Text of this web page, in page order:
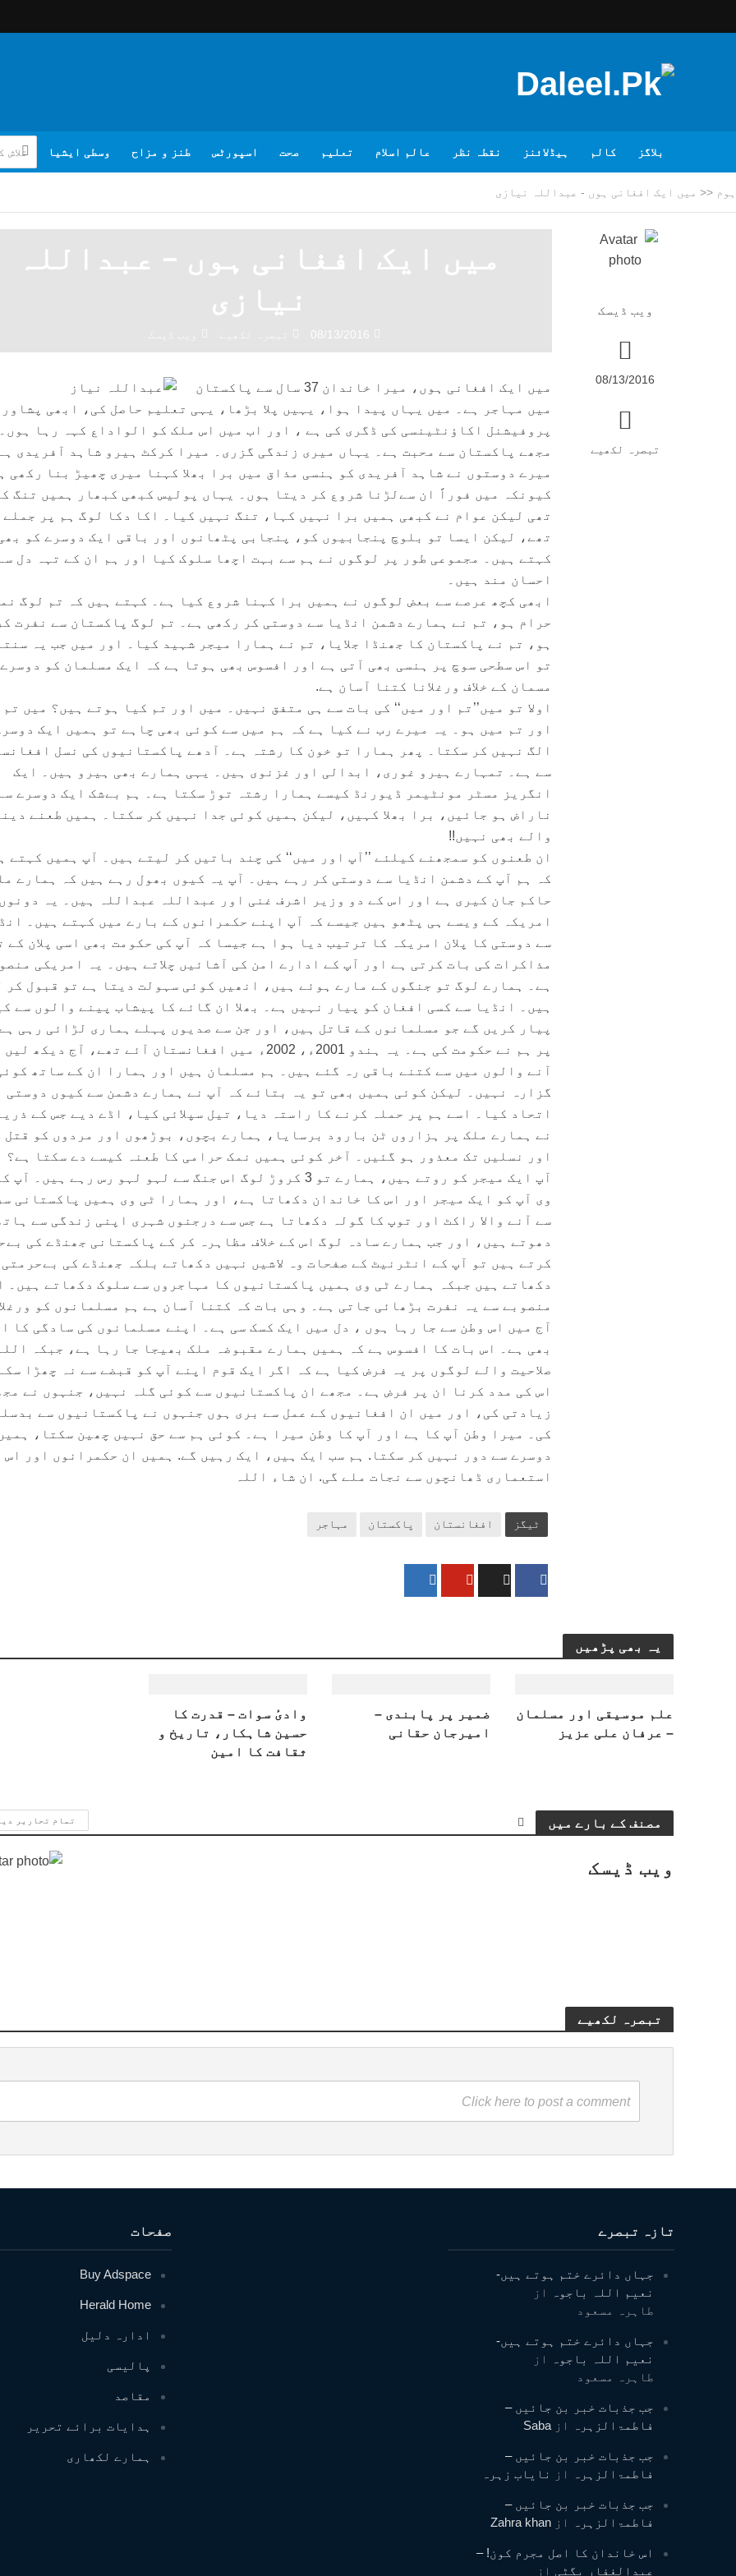
بلاگز کالم ہیڈلائنز نقطہ نظر عالم اسلام تعلیم صحت اسپورٹس طنز و مزاح وسطی ایشیا
ہوم << میں ایک افغانی ہوں - عبداللہ نیازی
ویب ڈیسک
08/13/2016
تبصرہ لکھیے
میں ایک افغانی ہوں – عبداللہ
نیازی
08/13/2016
میں ایک افغانی ہوں، میرا خاندان 37 سال سے پاکستان
میں مہاجر ہے۔ میں یہاں پیدا ہوا، یہیں پلا بڑھا، یہی تعلیم حاصل کی، ابھی
پروفیشنل اکاؤنٹینسی کی ڈگری کی ہے ، اور اب میں اس ملک کو الواداع کہہ رہا
مجھے پاکستان سے محبت ہے۔ یہاں میری زندگی گزری۔ میرا کرکٹ ہیرو شاہد آفریدی
میرے دوستوں نے شاہد آفریدی کو ہنسی مذاق میں برا بھلا کہنا میری چھیڑ بنا رکھی
کیونکہ میں فوراً ان سےلڑنا شروع کر دیتا ہوں۔ یہاں پولیس کبھی کبھار ہمیں تنگ
تھی لیکن عوام نے کبھی ہمیں برا نہیں کہا، تنگ نہیں کیا۔ اکا دکا لوگ ہم پر
تھے، لیکن ایسا تو بلوچ پنجابیوں کو، پنجابی پٹھانوں اور باقی ایک دوسرے کو
کہتے ہیں۔ مجموعی طور پر لوگوں نے ہم سے بہت اچھا سلوک کیا اور ہم ان کے تہہ دل
احسان مند ہیں۔
ابھی کچھ عرصے سے بعض لوگوں نے ہمیں برا کہنا شروع کیا ہے۔ کہتے ہیں کہ تم لوگ
حرام ہو، تم نے ہمارے دشمن انڈیا سے دوستی کر رکھی ہے۔ تم لوگ پاکستان سے نفرت
ہو، تم نے پاکستان کا جھنڈا جلایا، تم نے ہمارا میجر شہید کیا۔ اور میں جب یہ
تو اس سطحی سوچ پر ہنسی بھی آتی ہے اور افسوس بھی ہوتا ہے کہ ایک مسلمان کو دوسرے
مسمان کے خلاف ورغلانا کتنا آسان ہے.
اولا تو میں’’تم اور میں‘‘ کی بات سے ہی متفق نہیں۔ میں اور تم کیا ہوتے ہیں؟ میں
اور تم میں ہو۔ یہ میرے رب نے کیا ہے کہ ہم میں سے کوئی بھی چاہے تو ہمیں ایک
الگ نہیں کر سکتا۔ پھر ہمارا تو خون کا رشتہ ہے۔ آدھے پاکستانیوں کی نسل
سے ہے۔ تمہارے ہیرو غوری، ابدالی اور غزنوی ہیں۔ یہی ہمارے بھی ہیرو ہیں۔ ایک
انگریز مسٹر مونٹیمر ڈیورنڈ کیسے ہمارا رشتہ توڑ سکتا ہے۔ ہم بےشک ایک دوسرے
ناراض ہو جائیں، برا بھلا کہیں، لیکن ہمیں کوئی جدا نہیں کر سکتا۔ ہمیں طعنے
والے بھی نہیں!!
ان طعنوں کو سمجھنے کیلئے ’’آپ اور میں‘‘ کی چند باتیں کر لیتے ہیں۔ آپ ہمیں کہتے
کہ ہم آپ کے دشمن انڈیا سے دوستی کر رہے ہیں۔ آپ یہ کیوں بھول رہے ہیں کہ ہمارے
حاکم جان کیری ہے اور اس کے دو وزیر اشرف غنی اور عبداللہ عبداللہ ہیں۔ یہ
امریکہ کے ویسے ہی پٹھو ہیں جیسے کہ آپ اپنے حکمرانوں کے بارے میں کہتے ہیں۔
سے دوستی کا پلان امریکہ کا ترتیب دیا ہوا ہے جیسا کہ آپ کی حکومت بھی اسی پلان کے
مذاکرات کی بات کرتی ہے اور آپ کے ادارے امن کی آشائیں چلاتے ہیں۔ یہ امریکی
ہے۔ ہمارے لوگ تو جنگوں کے مارے ہوئے ہیں، انھیں کوئی سہولت دیتا ہے تو قبول کر
ہیں۔ انڈیا سے کسی افغان کو پیار نہیں ہے۔ بھلا ان گائے کا پیشاب پینے والوں سے
پیار کریں گے جو مسلمانوں کے قاتل ہیں، اور جن سے صدیوں پہلے ہماری لڑائی رہی
پر ہم نے حکومت کی ہے۔ یہ ہندو 2001ء، 2002ء میں افغانستان آئے تھے، آج دیکھ
آنے والوں میں سے کتنے باقی رہ گئے ہیں۔ ہم مسلمان ہیں اور ہمارا ان کے ساتھ
گزارہ نہیں۔ لیکن کوئی ہمیں بھی تو یہ بتائے کہ آپ نے ہمارے دشمن سے کیوں دوستی
اتحاد کیا۔ اسے ہم پر حملہ کرنے کا راستہ دیا، تیل سپلائی کیا، اڈے دیے جس کے
نے ہمارے ملک پر ہزاروں ٹن بارود برسایا، ہمارے بچوں، بوڑھوں اور مردوں کو قتل
اور نسلیں تک معذور ہو گئیں۔ آخر کوئی ہمیں نمک حرامی کا طعنہ کیسے دے سکتا ہے؟
آپ ایک میجر کو روتے ہیں، ہمارے تو 3 کروڑ لوگ اس جنگ سے لہو لہو رس رہے ہیں۔
وی آپ کو ایک میجر اور اس کا خاندان دکھاتا ہے، اور ہمارا ٹی وی ہمیں پاکستانی
سے آنے والا راکٹ اور توپ کا گولہ دکھاتا ہے جس سے درجنوں شہری اپنی زندگی سے
دھوتے ہیں، اور جب ہمارے سادہ لوگ اس کے خلاف مظاہرہ کر کے پاکستانی جھنڈے کی
کرتے ہیں تو آپ کے انٹرنیٹ کے صفحات وہ لاشیں نہیں دکھاتے بلکہ جھنڈے کی بےحرمتی
دکھاتے ہیں جبکہ ہمارے ٹی وی ہمیں پاکستانیوں کا مہاجروں سے سلوک دکھاتے ہیں۔
منصوبے سے یہ نفرت بڑھائی جاتی ہے۔ وہی بات کہ کتنا آسان ہے ہم مسلمانوں کو
آج میں اس وطن سے جا رہا ہوں ، دل میں ایک کسک سی ہے۔ اپنے مسلمانوں کی سادگی کا
بھی ہے۔ اس بات کا افسوس ہے کہ ہمیں ہمارے مقبوضہ ملک بھیجا جا رہا ہے، جبکہ
صلاحیت والے لوگوں پر یہ فرض کیا ہے کہ اگر ایک قوم اپنے آپ کو قبضے سے نہ چھڑا
اس کی مدد کرنا ان پر فرض ہے۔ مجھے ان پاکستانیوں سے کوئی گلہ نہیں، جنہوں نے
زیادتی کی، اور میں ان افغانیوں کے عمل سے بری ہوں جنہوں نے پاکستانیوں سے
کی۔ میرا وطن آپ کا ہے اور آپ کا وطن میرا ہے۔ کوئی ہم سے حق نہیں چھین سکتا،
دوسرے سے دور نہیں کر سکتا. ہم سب ایک ہیں، ایک رہیں گے. ہمیں ان حکمرانوں اور اس
استعماری ڈھانچوں سے نجات ملے گی. ان شاء اللہ
ٹیگز افغانستان پاکستان مہاجر
یہ بھی پڑھیں
علم موسیقی اور مسلمان
– عرفان علی عزیز
ضمیر پر پابندی –
امیرجان حقانی
وادیٔ سوات – قدرت کا
حسین شاہکار، تاریخ و
ثقافت کا امین
مصنف کے بارے میں تمام تحاریر
ویب ڈیسک
تبصرہ لکھیے
Click here to post a comment
صفحات
Buy Adspace
Herald Home
ادارہ دلیل
پالیسی
مقاصد
ہدایات برائے تحریر
ہمارے لکھاری
تازہ تبصرے
جہاں دائرے ختم ہوتے ہیں-
نعیم اللہ باجوہ
از
طاہرہ مسعود
جہاں دائرے ختم ہوتے ہیں-
نعیم اللہ باجوہ
از
طاہرہ مسعود
جب جذبات خبر بن جائیں –
فاطمۃالزہرہ
ازSaba
جب جذبات خبر بن جائیں –
فاطمۃالزہرہ
از نایاب زہرہ
جب جذبات خبر بن جائیں –
فاطمۃالزہرہ
ازZahra khan
اس خاندان کا اصل مجرم کون! –
عبدالغفار بگٹی از